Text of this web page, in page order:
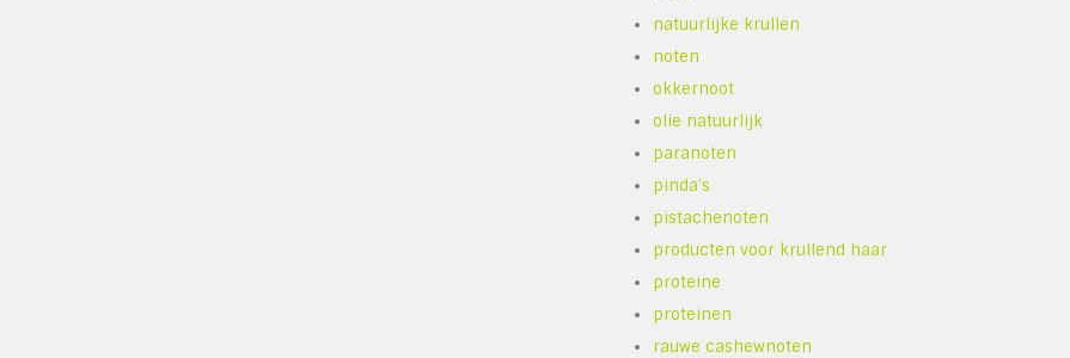
natuurlijke krullen
noten
okkernoot
olie natuurlijk
paranoten
pinda's
pistachenoten
producten voor krullend haar
proteine
proteinen
rauwe cashewnoten